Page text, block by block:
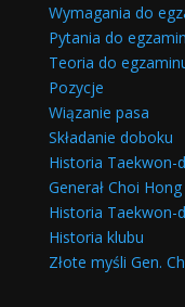
Wymagania do
Pytania do
Teoria do
Pozycje
Wiązanie pasa
Składanie doboku
Historia Taekwon-
Generał Choi Hong
Historia Taekwon-
Historia klubu
Złote myśli Gen.